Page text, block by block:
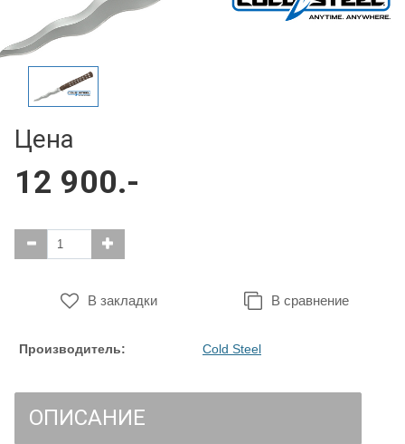
Цена
12 900.-
В закладки В сравнение
Производитель: Cold Steel
ОПИСАНИЕ